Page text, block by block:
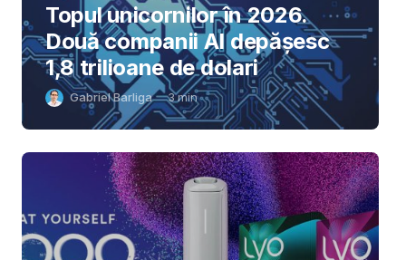
Topul unicornilor în 2026.
Două companii AI depășesc
1,8 trilioane de dolari
Gabriel Barliga 3min